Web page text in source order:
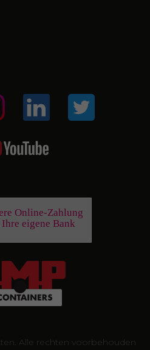
Online-Zahlung
eigene Bank
Alle rechten voorbehouden